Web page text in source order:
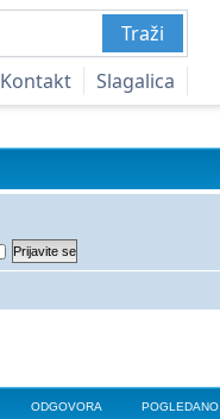
Traži
Kontakt Slagalica
ODGOVORA POGLEDANO